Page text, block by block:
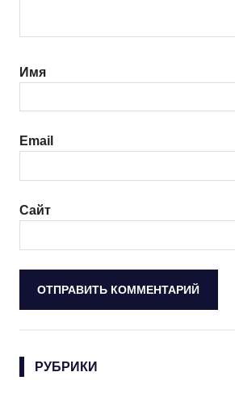
Имя
Email
Сайт
РУБРИКИ